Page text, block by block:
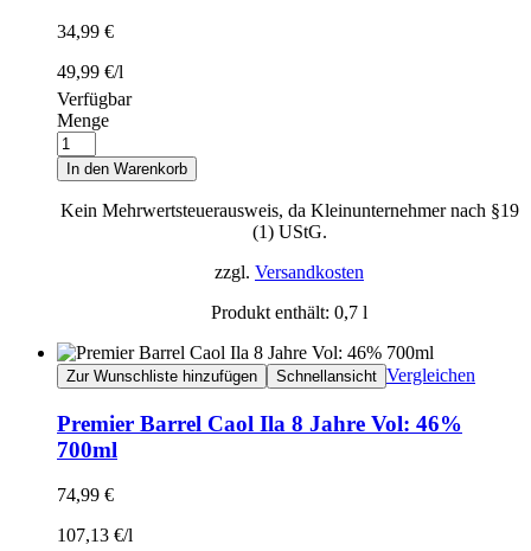
34,99 €
49,99 €/l
Verfügbar
Menge
In den Warenkorb
Kein Mehrwertsteuerausweis, da Kleinunternehmer nach §19
(1) UStG.
zzgl. Versandkosten
Produkt enthält: 0,7 l
Zur Wunschliste hinzufügen Schnellansicht Vergleichen
Premier Barrel Caol Ila 8 Jahre Vol: 46%
700ml
74,99 €
107,13 €/l